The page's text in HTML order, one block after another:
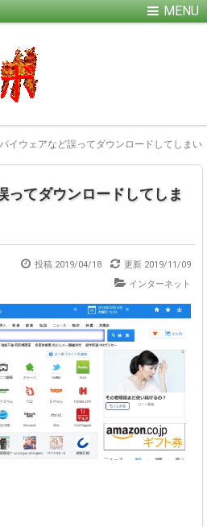
イウェアなど誤ってダウンロードしてしまい
ってダウンロードしてしま
投稿 2019/04/18 更新 2019/11/09
インターネット